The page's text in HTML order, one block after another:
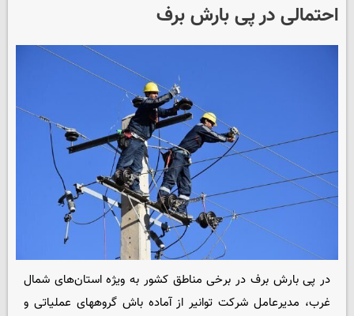
احتمالی در پی بارش برف
در پی بارش برف در برخی مناطق کشور به ویژه استان‌های شمال
غرب، مدیرعامل شرکت توانیر از آماده باش گروههای عملیاتی و